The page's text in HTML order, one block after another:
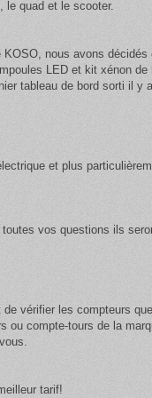
le quad et le scooter.
nous avons
LED et kit xénon de
tableau de bord sorti il y
et plus
vos questions ils
vérifier les compteurs
ou compte-tours de la
tarif!